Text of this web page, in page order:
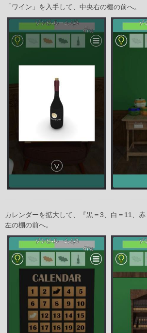
「ワイン」を入手して、中央右の棚の前へ。
カレンダーを拡大して、『黒＝3、白＝11、赤
左の棚の前へ。